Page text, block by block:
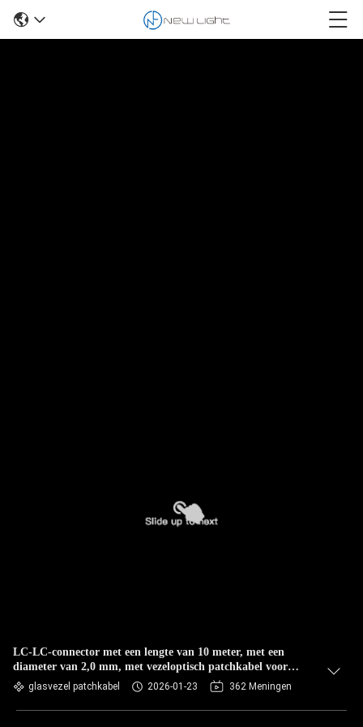
LC-LC-connector met een lengte van 10 meter, met een
diameter van 2,0 mm, met vezeloptisch patchkabel voor
CATV-datacenters
glasvezel patchkabel 2026-01-23 362 Meningen